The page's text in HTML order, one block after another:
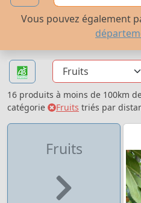
Vous pouvez également
16 produits à moins de 100km
catégorie
Fruits triés par
Fruits